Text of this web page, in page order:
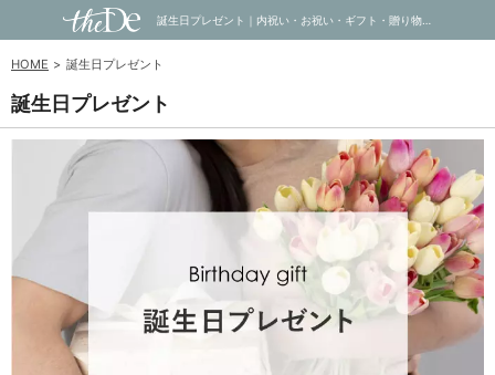
誕生日プレゼント｜内祝い・お祝い・ギフト・贈り物の通販サイトtheDe(ザディー)
HOME 誕生日プレゼント
誕生日プレゼント